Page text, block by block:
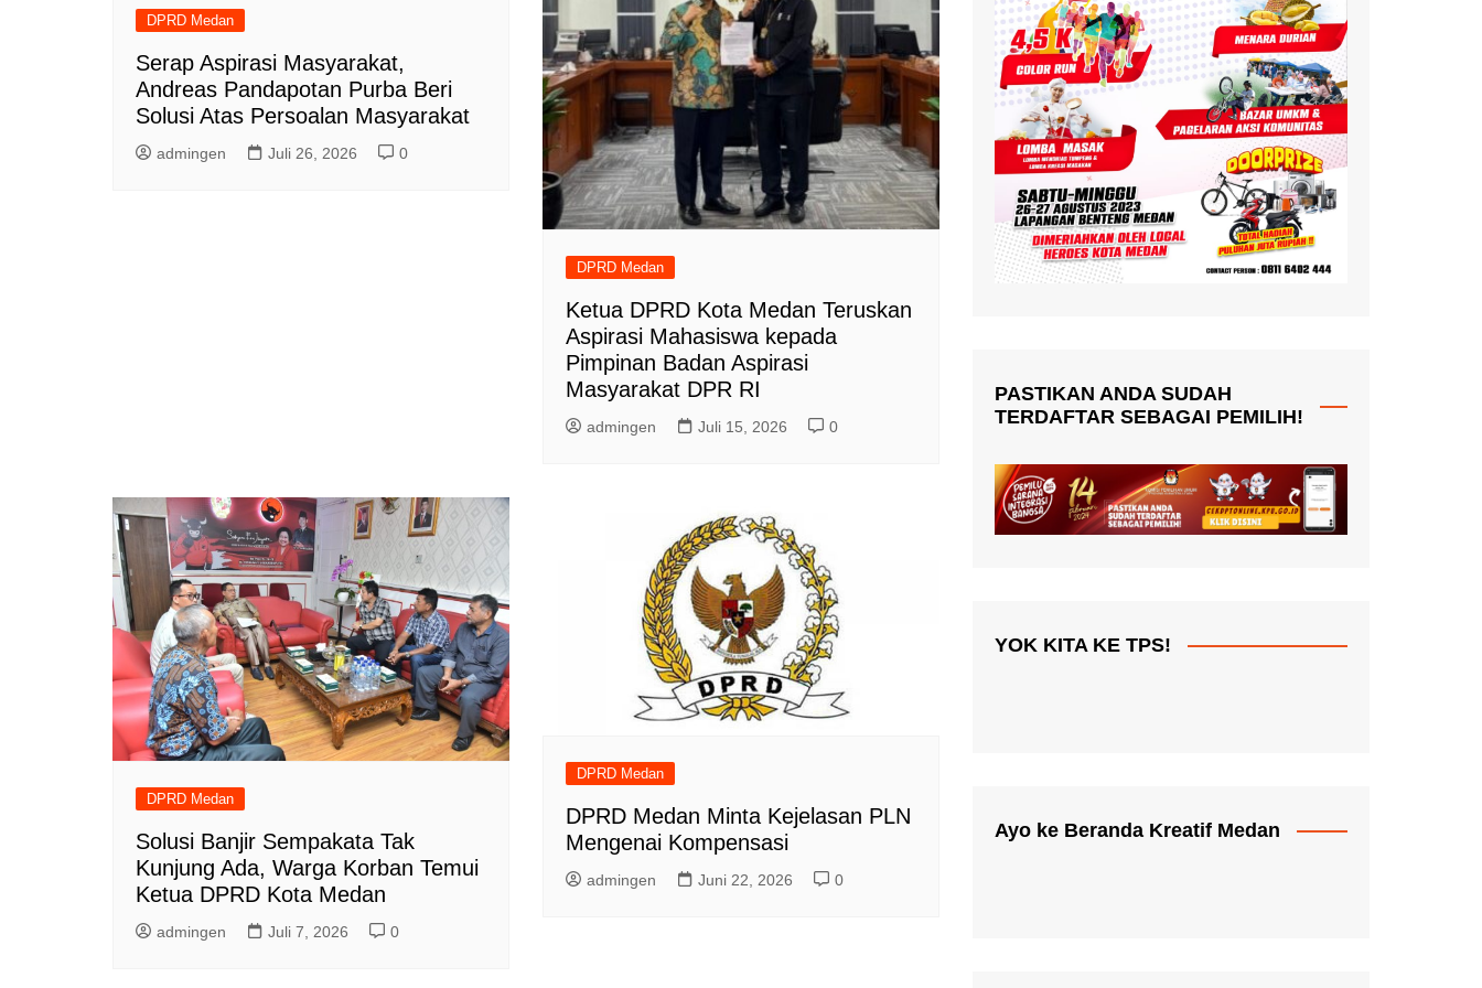
DPRD Medan
Serap Aspirasi Masyarakat,
Andreas Pandapotan Purba Beri
Solusi Atas Persoalan Masyarakat
admingen Juli 26, 2026 0
DPRD Medan
Ketua DPRD Kota Medan Teruskan
Aspirasi Mahasiswa kepada
Pimpinan Badan Aspirasi
Masyarakat DPR RI
admingen Juli 15, 2026 0
DPRD Medan
Solusi Banjir Sempakata Tak
Kunjung Ada, Warga Korban Temui
Ketua DPRD Kota Medan
admingen Juli 7, 2026 0
DPRD Medan
DPRD Medan Minta Kejelasan PLN
Mengenai Kompensasi
admingen Juni 22, 2026 0
PASTIKAN ANDA SUDAH
TERDAFTAR SEBAGAI PEMILIH!
YOK KITA KE TPS!
Ayo ke Beranda Kreatif Medan